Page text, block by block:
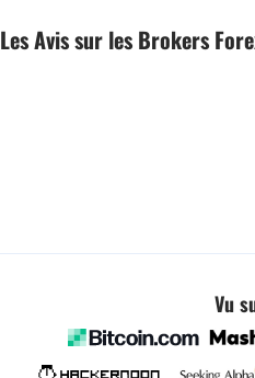
Les Avis sur les Brokers
Vu